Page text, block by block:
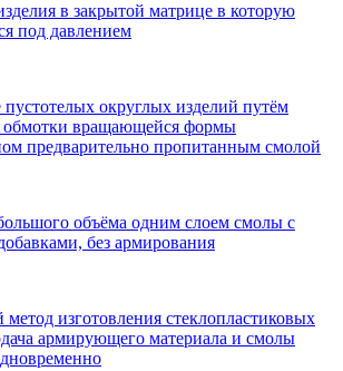
в закрытой матрице в которую
под давлением
пустотелых округлых изделий путём
обмотки вращающейся формы
предварительно пропитанным смолой
объёма одним слоем смолы с
без армирования
изготовления стеклопластиковых
армирующего материала и смолы